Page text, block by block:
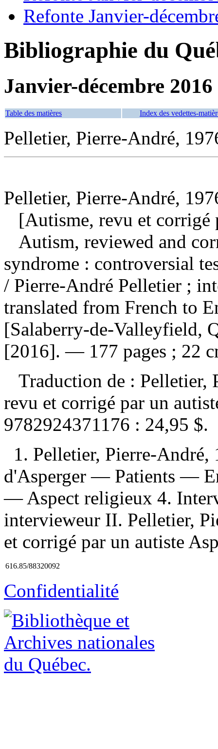
Refonte Janvier-
Bibliographie du
Janvier-décembre 2016
Table des matières Index des vedettes-
Pelletier, Pierre-André,
Pelletier, Pierre-André,
[Autisme, revu et corrigé
Autism, reviewed and
syndrome : controversial
/ Pierre-André Pelletier ;
translated from French to
[Salaberry-de-Valleyfield,
[2016]. — 177 pages ; 22
Traduction de : Pelletier,
revu et corrigé par un
9782924371176 : 24,95 $.
1. Pelletier, Pierre-
d'Asperger — Patients —
— Aspect religieux 4.
intervieweur II. Pelletier,
et corrigé par un autiste
616.85/88320092
Confidentialité